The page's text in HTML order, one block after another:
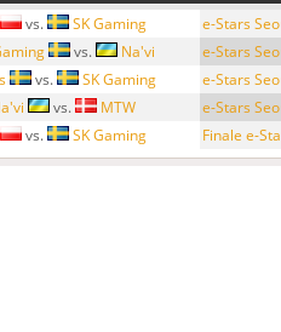
vs. SK Gaming
e-Stars
vs. Na'vi
e-Stars
vs. SK Gaming
e-Stars
vs. MTW
e-Stars
vs. SK Gaming Finale e-